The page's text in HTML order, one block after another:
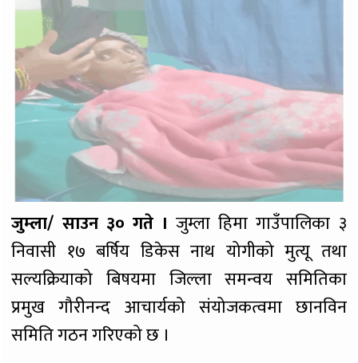
जुम्ला/ साउन ३० गते । जुम्ला हिमा गाउँपालिका ३
निवासी १७ बर्षिय डिकेस नाथ योगीको मुत्यू तथा
सल्यक्रियाको बिषयमा जिल्ला समन्वय समितिका
प्रमुख गौरीनन्द आचार्यको संयोजकत्वमा छानविन
समिति गठन गरिएको छ ।